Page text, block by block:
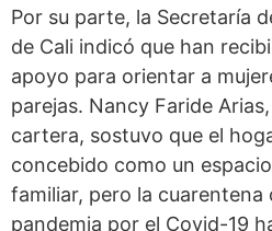
Por su parte, la Secretaría
de Cali indicó que han
apoyo para orientar a
parejas. Nancy Faride
cartera, sostuvo que el
concebido como un
familiar, pero la cuarentena
pandemia por el Covid-19